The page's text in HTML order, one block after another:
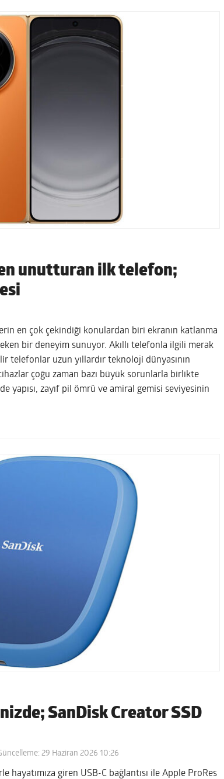
unutturan ilk telefon;
en çok çekindiği konulardan biri ekranın katlanma
bir deneyim sunuyor. Akıllı telefonla ilgili merak
telefonlar uzun yıllardır teknoloji dünyasının
çoğu zaman bazı büyük sorunlarla birlikte
yapısı, zayıf pil ömrü ve amiral gemisi seviyesinin
SanDisk Creator SSD
29 Haziran 2026 10:26
hayatımıza giren USB-C bağlantısı ile Apple ProRes